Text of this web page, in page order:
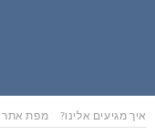
איך מגיעים אלינו? מפת אתר